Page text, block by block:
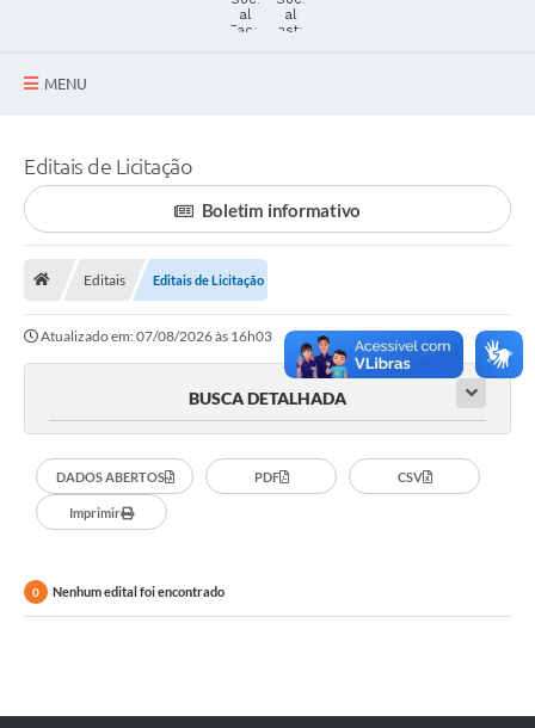
MENU
Secretarias
Legislação
Atos Municipais
Transparência
Cadastros Culturais
Lei Paulo Gustavo
Aldir Blanc (PNAB)
e-SIC
Editais de Licitação
Boletim informativo
Editais Editais de Licitação
Atualizado em: 07/08/2026 às 16h03
BUSCA DETALHADA
DADOS ABERTOS PDF CSV
Imprimir
0 Nenhum edital foi encontrado